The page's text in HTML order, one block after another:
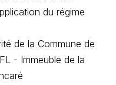
du régime
de la Commune de
- Immeuble de la